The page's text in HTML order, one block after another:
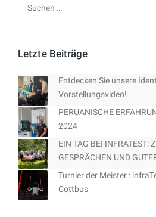
Letzte Beiträge
Entdecken Sie unsere
Vorstellungsvideo!
PERUANISCHE
2024
EIN TAG BEI INFRATEST:
GESPRÄCHEN UND
Turnier der Meister :
Cottbus